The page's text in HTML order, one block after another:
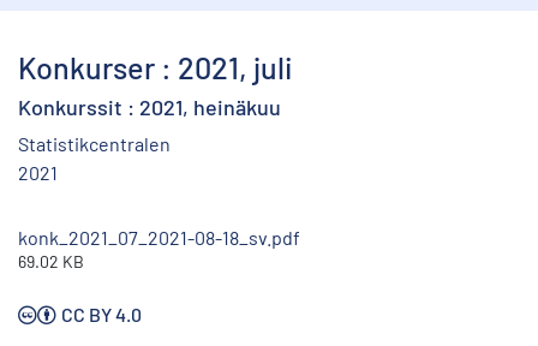
Konkurser : 2021, juli
Konkurssit : 2021, heinäkuu
Statistikcentralen
2021
konk_2021_07_2021-08-18_sv.pdf
69.02 KB
CC BY 4.0